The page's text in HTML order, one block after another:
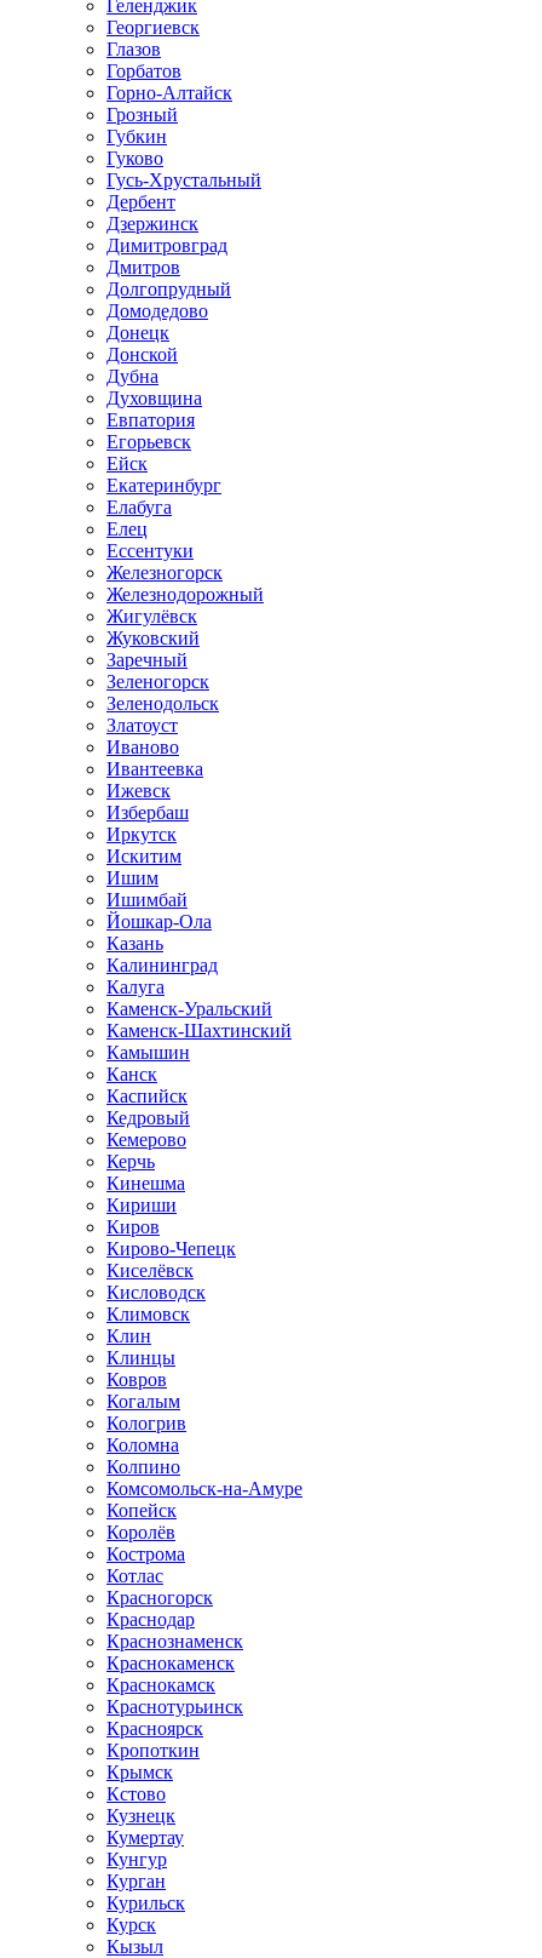
Геленджик
Георгиевск
Глазов
Горбатов
Горно-Алтайск
Грозный
Губкин
Гуково
Гусь-Хрустальный
Дербент
Дзержинск
Димитровград
Дмитров
Долгопрудный
Домодедово
Донецк
Донской
Дубна
Духовщина
Евпатория
Егорьевск
Ейск
Екатеринбург
Елабуга
Елец
Ессентуки
Железногорск
Железнодорожный
Жигулёвск
Жуковский
Заречный
Зеленогорск
Зеленодольск
Златоуст
Иваново
Ивантеевка
Ижевск
Избербаш
Иркутск
Искитим
Ишим
Ишимбай
Йошкар-Ола
Казань
Калининград
Калуга
Каменск-Уральский
Каменск-Шахтинский
Камышин
Канск
Каспийск
Кедровый
Кемерово
Керчь
Кинешма
Кириши
Киров
Кирово-Чепецк
Киселёвск
Кисловодск
Климовск
Клин
Клинцы
Ковров
Когалым
Кологрив
Коломна
Колпино
Комсомольск-на-Амуре
Копейск
Королёв
Кострома
Котлас
Красногорск
Краснодар
Краснознаменск
Краснокаменск
Краснокамск
Краснотурьинск
Красноярск
Кропоткин
Крымск
Кстово
Кузнецк
Кумертау
Кунгур
Курган
Курильск
Курск
Кызыл